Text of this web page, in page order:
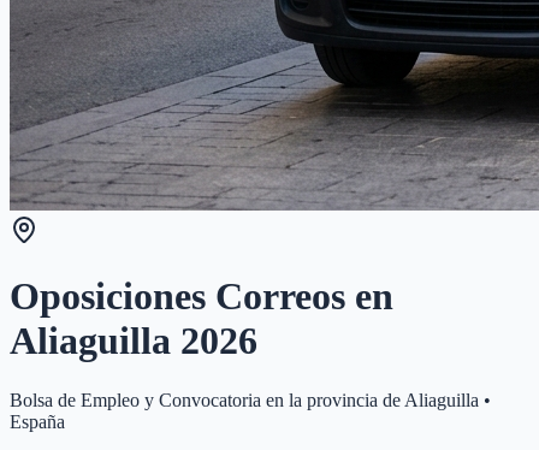
Oposiciones Correos en
Aliaguilla 2026
Bolsa de Empleo y Convocatoria en la provincia de Aliaguilla •
España